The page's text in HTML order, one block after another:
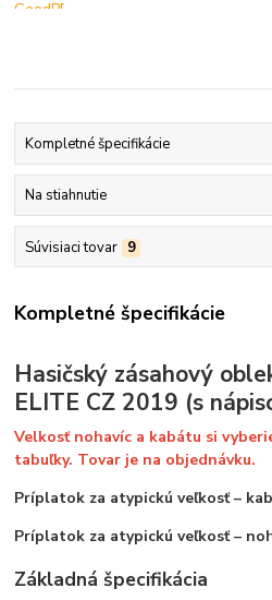
Kompletné špecifikácie
Na stiahnutie
Súvisiaci tovar 9
Kompletné špecifikácie
Hasičský zásahový
ELITE CZ 2019 (s
Velkosť nohavíc a kabátu si
tabuľky. Tovar je na objednávku.
Príplatok za atypickú veľkosť –
Príplatok za atypickú veľkosť –
Základná špecifikácia